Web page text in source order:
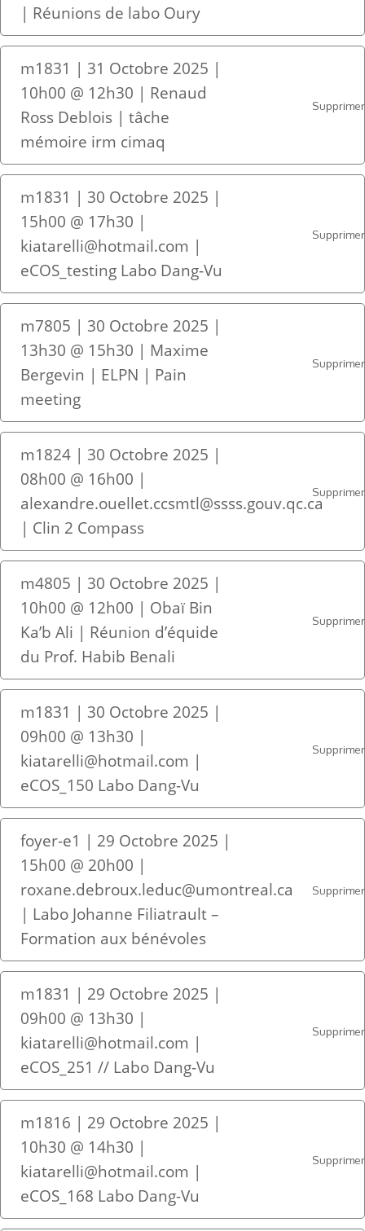
| Réunions de labo Oury
m1831 | 31 Octobre 2025 |
10h00 @ 12h30 | Renaud
Ross Deblois | tâche
mémoire irm cimaq
Supprimer
m1831 | 30 Octobre 2025 |
15h00 @ 17h30 |
kiatarelli@hotmail.com |
eCOS_testing Labo Dang-Vu
Supprimer
m7805 | 30 Octobre 2025 |
13h30 @ 15h30 | Maxime
Bergevin | ELPN | Pain
meeting
Supprimer
m1824 | 30 Octobre 2025 |
08h00 @ 16h00 |
alexandre.ouellet.ccsmtl@ssss.gouv.qc.ca
| Clin 2 Compass
Supprimer
m4805 | 30 Octobre 2025 |
10h00 @ 12h00 | Obaï Bin
Ka’b Ali | Réunion d’équide
du Prof. Habib Benali
Supprimer
m1831 | 30 Octobre 2025 |
09h00 @ 13h30 |
kiatarelli@hotmail.com |
eCOS_150 Labo Dang-Vu
Supprimer
foyer-e1 | 29 Octobre 2025 |
15h00 @ 20h00 |
roxane.debroux.leduc@umontreal.ca
| Labo Johanne Filiatrault –
Formation aux bénévoles
Supprimer
m1831 | 29 Octobre 2025 |
09h00 @ 13h30 |
kiatarelli@hotmail.com |
eCOS_251 // Labo Dang-Vu
Supprimer
m1816 | 29 Octobre 2025 |
10h30 @ 14h30 |
kiatarelli@hotmail.com |
eCOS_168 Labo Dang-Vu
Supprimer